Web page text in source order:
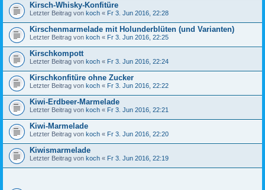
Kirsch-Whisky-Konfitüre
Letzter Beitrag von koch « Fr 3. Jun 2016, 22:28
Kirschenmarmelade mit Holunderblüten (und Varianten)
Letzter Beitrag von koch « Fr 3. Jun 2016, 22:25
Kirschkompott
Letzter Beitrag von koch « Fr 3. Jun 2016, 22:24
Kirschkonfitüre ohne Zucker
Letzter Beitrag von koch « Fr 3. Jun 2016, 22:22
Kiwi-Erdbeer-Marmelade
Letzter Beitrag von koch « Fr 3. Jun 2016, 22:21
Kiwi-Marmelade
Letzter Beitrag von koch « Fr 3. Jun 2016, 22:20
Kiwismarmelade
Letzter Beitrag von koch « Fr 3. Jun 2016, 22:19